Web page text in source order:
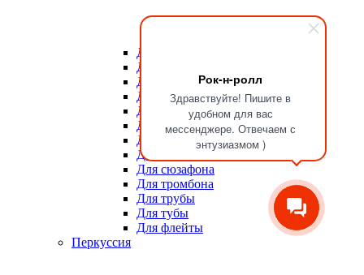
Рок-н-ролл
Здравствуйте! Пишите в
удобном для вас
мессенджере. Отвечаем с
энтузиазмом )
Для мундштуков
Для тростей
Для альта
Для баритона
Для валторны
Для гобоя
Для кларнета
Для саксофона
Для сюзафона
Для тромбона
Для трубы
Для тубы
Для флейты
Перкуссия